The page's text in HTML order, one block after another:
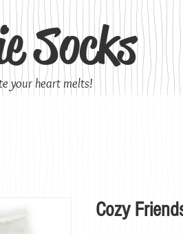
Socks
your heart melts!
Cozy